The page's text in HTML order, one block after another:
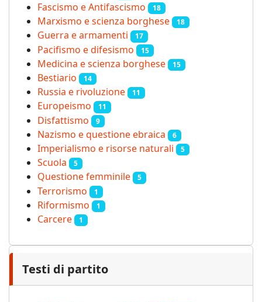
Fascismo e Antifascismo 18
Marxismo e scienza borghese 18
Guerra e armamenti 17
Pacifismo e difesismo 15
Medicina e scienza borghese 15
Bestiario 14
Russia e rivoluzione 11
Europeismo 11
Disfattismo 9
Nazismo e questione ebraica 6
Imperialismo e risorse naturali 5
Scuola 5
Questione femminile 5
Terrorismo 1
Riformismo 1
Carcere 1
Testi di partito